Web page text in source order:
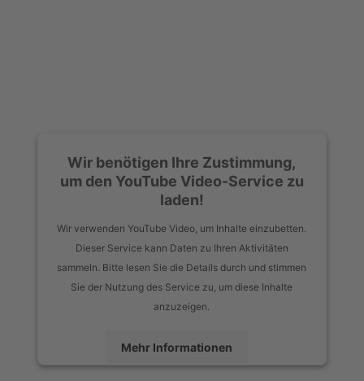
Wir benötigen Ihre Zustimmung,
um den YouTube Video-Service zu
laden!
Wir verwenden YouTube Video, um Inhalte einzubetten.
Dieser Service kann Daten zu Ihren Aktivitäten
sammeln. Bitte lesen Sie die Details durch und stimmen
Sie der Nutzung des Service zu, um diese Inhalte
anzuzeigen.
Mehr Informationen